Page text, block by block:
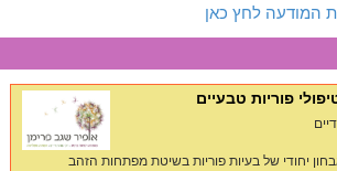
המודעה לחץ כאן
פוריות טבעיים
יחודי של בעיות פוריות בשיטת מפתחות הזהב